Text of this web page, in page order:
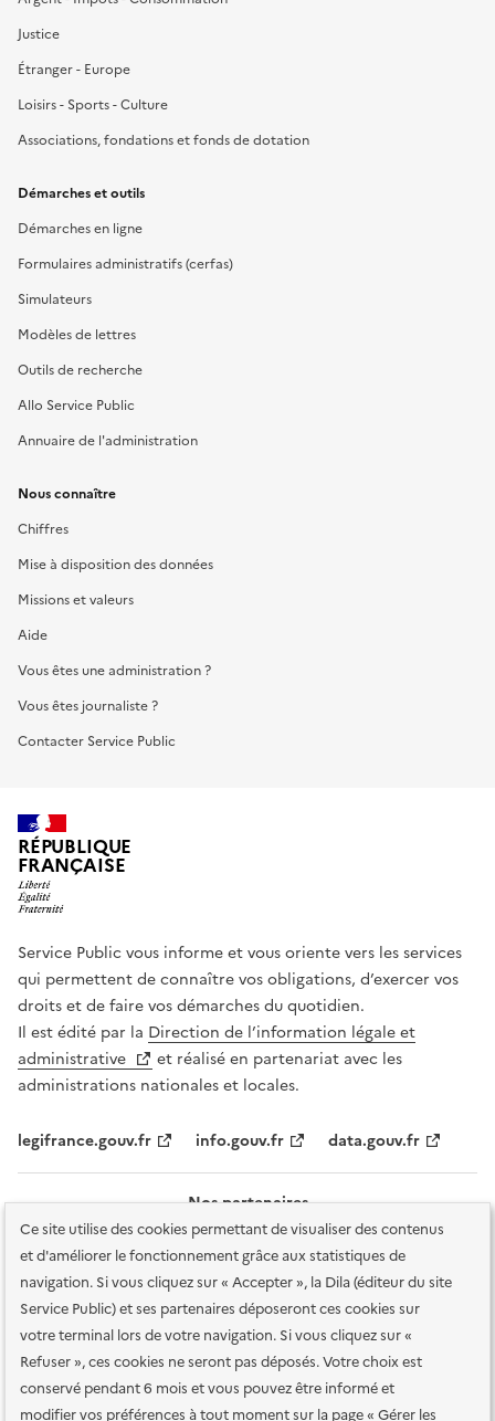
Ce site utilise des cookies permettant de visualiser des contenus
et d'améliorer le fonctionnement grâce aux statistiques de
navigation. Si vous cliquez sur « Accepter », la Dila (éditeur du site
Service Public) et ses partenaires déposeront ces cookies sur
votre terminal lors de votre navigation. Si vous cliquez sur «
Refuser », ces cookies ne seront pas déposés. Votre choix est
conservé pendant 6 mois et vous pouvez être informé et
modifier vos préférences à tout moment sur la page « Gérer les
Justice
Étranger - Europe
Loisirs - Sports - Culture
Associations, fondations et fonds de dotation
Démarches et outils
Démarches en ligne
Formulaires administratifs (cerfas)
Simulateurs
Modèles de lettres
Outils de recherche
Allo Service Public
Annuaire de l'administration
Nous connaître
Chiffres
Mise à disposition des données
Missions et valeurs
Aide
Vous êtes une administration ?
Vous êtes journaliste ?
Contacter Service Public
RÉPUBLIQUE
FRANÇAISE
Service Public vous informe et vous oriente vers les services
qui permettent de connaître vos obligations, d’exercer vos
droits et de faire vos démarches du quotidien.
Il est édité par la Direction de l’information légale et
administrative
et réalisé en partenariat avec les
administrations nationales et locales.
legifrance.gouv.fr info.gouv.fr data.gouv.fr
Nos partenaires
Plan du site Accessibilité : totalement conforme
Accessibilité des
services en ligne Mentions légales Données personnelles et sécurité